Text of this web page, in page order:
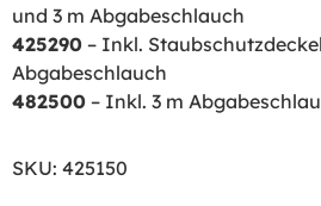
und 3 m Abgabeschlauch
425290 – Inkl.
Abgabeschlauch
482500 – Inkl. 3 m
SKU: 425150